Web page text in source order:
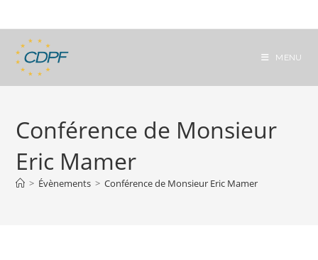
to
content
MENU
Conférence de Monsieur
Eric Mamer
> Évènements > Conférence de Monsieur Eric Mamer